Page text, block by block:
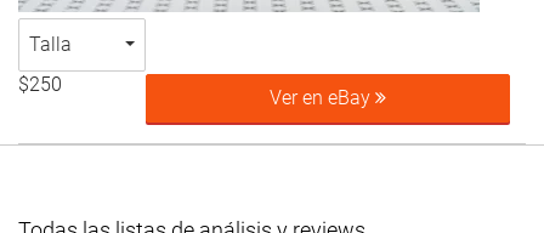
Talla
$250
Ver en eBay